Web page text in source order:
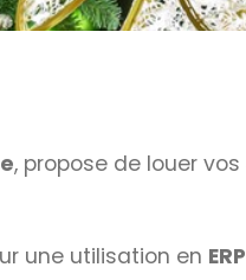
, propose de louer vos
une utilisation en ERP